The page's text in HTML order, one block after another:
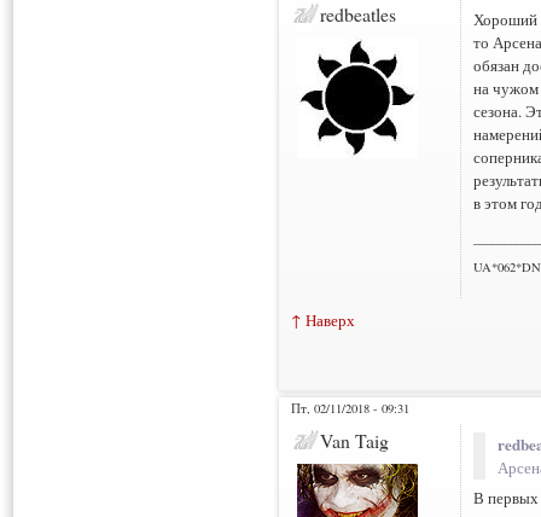
redbeatles
Хороший
то
обязан
на чужом
сезона.
в этом
UA*062*DN
↑ Наверх
Пт, 02/11/2018 - 09:31
Van Taig
В первых